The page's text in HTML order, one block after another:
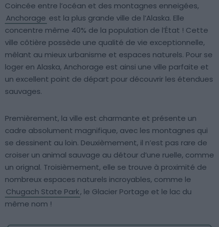
Coincée entre l’océan et des montagnes enneigées,
Anchorage est la plus grande ville de l’Alaska. Elle
concentre même 40% de la population de l’État ! Cette
ville côtière possède une qualité de vie exceptionnelle,
mêlant au mieux urbanisme et espaces naturels. Pour se
loger en Alaska, Anchorage est ainsi une ville parfaite et
un excellent point de départ pour découvrir les étendues
sauvages.
Premièrement, la ville est charmante et présente un
cadre absolument magnifique, avec les montagnes qui
se dessinent au loin. Deuxièmement, il n’est pas rare de
croiser un animal sauvage au détour d’une ruelle, comme
un orignal. Troisièmement, elle se trouve à proximité de
nombreux espaces naturels incroyables, comme le
Chugach State Park, le Glacier Portage et le lac du
même nom !